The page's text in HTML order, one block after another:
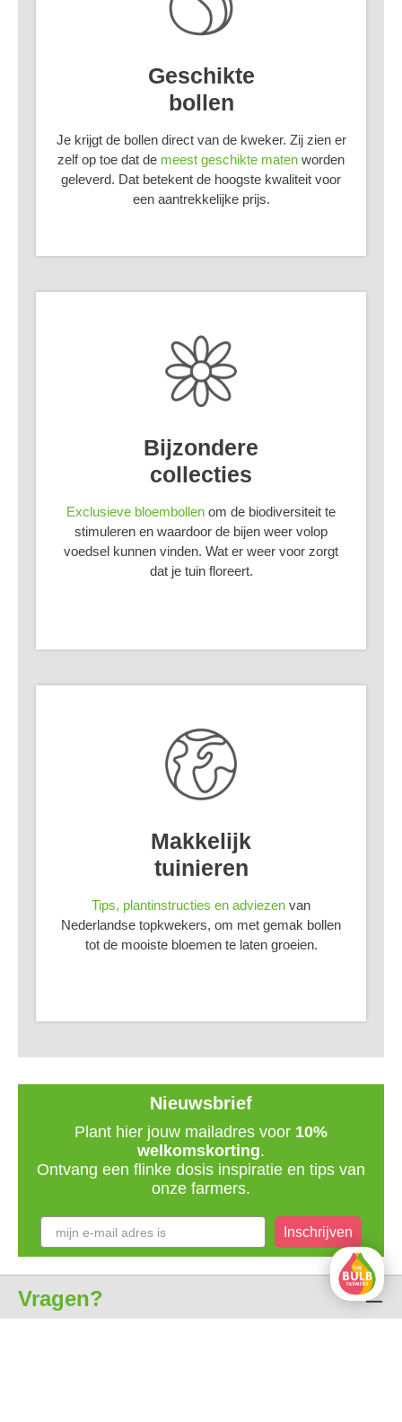
Geschikte
bollen
Je krijgt de bollen direct van de kweker. Zij zien er
zelf op toe dat de meest geschikte maten worden
geleverd. Dat betekent de hoogste kwaliteit voor
een aantrekkelijke prijs.
Bijzondere
collecties
Exclusieve bloembollen om de biodiversiteit te
stimuleren en waardoor de bijen weer volop
voedsel kunnen vinden. Wat er weer voor zorgt
dat je tuin floreert.
Makkelijk
tuinieren
Tips, plantinstructies en adviezen van
Nederlandse topkwekers, om met gemak bollen
tot de mooiste bloemen te laten groeien.
Nieuwsbrief
Plant hier jouw mailadres voor 10%
welkomskorting.
Ontvang een flinke dosis inspiratie en tips van
onze farmers.
Inschrijven
Vragen?